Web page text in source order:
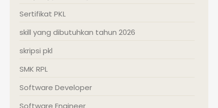
Sertifikat PKL
skill yang dibutuhkan tahun 2026
skripsi pkl
SMK RPL
Software Developer
Software Engineer